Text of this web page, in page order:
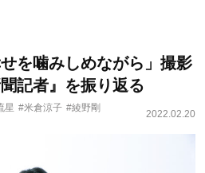
を噛みしめながら」撮影
記者』を振り返る
星 #米倉涼子 #綾野剛
2022.02.20